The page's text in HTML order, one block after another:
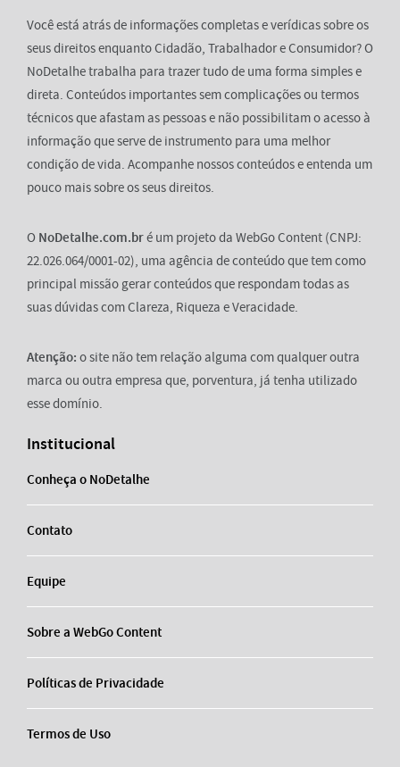
Você está atrás de informações completas e verídicas sobre os
seus direitos enquanto Cidadão, Trabalhador e Consumidor? O
NoDetalhe trabalha para trazer tudo de uma forma simples e
direta. Conteúdos importantes sem complicações ou termos
técnicos que afastam as pessoas e não possibilitam o acesso à
informação que serve de instrumento para uma melhor
condição de vida. Acompanhe nossos conteúdos e entenda um
pouco mais sobre os seus direitos.
O NoDetalhe.com.bré um projeto da WebGo Content (CNPJ:
22.026.064/0001-02), uma agência de conteúdo que tem como
principal missão gerar conteúdos que respondam todas as
suas dúvidas com Clareza, Riqueza e Veracidade.
Atenção: o site não tem relação alguma com qualquer outra
marca ou outra empresa que, porventura, já tenha utilizado
esse domínio.
Institucional
Conheça o NoDetalhe
Contato
Equipe
Sobre a WebGo Content
Políticas de Privacidade
Termos de Uso